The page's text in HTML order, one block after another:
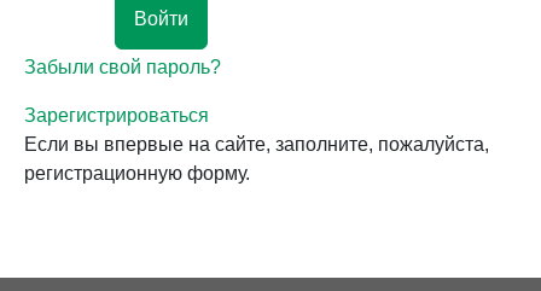
Забыли свой пароль?
Зарегистрироваться
Если вы впервые на сайте, заполните, пожалуйста,
регистрационную форму.